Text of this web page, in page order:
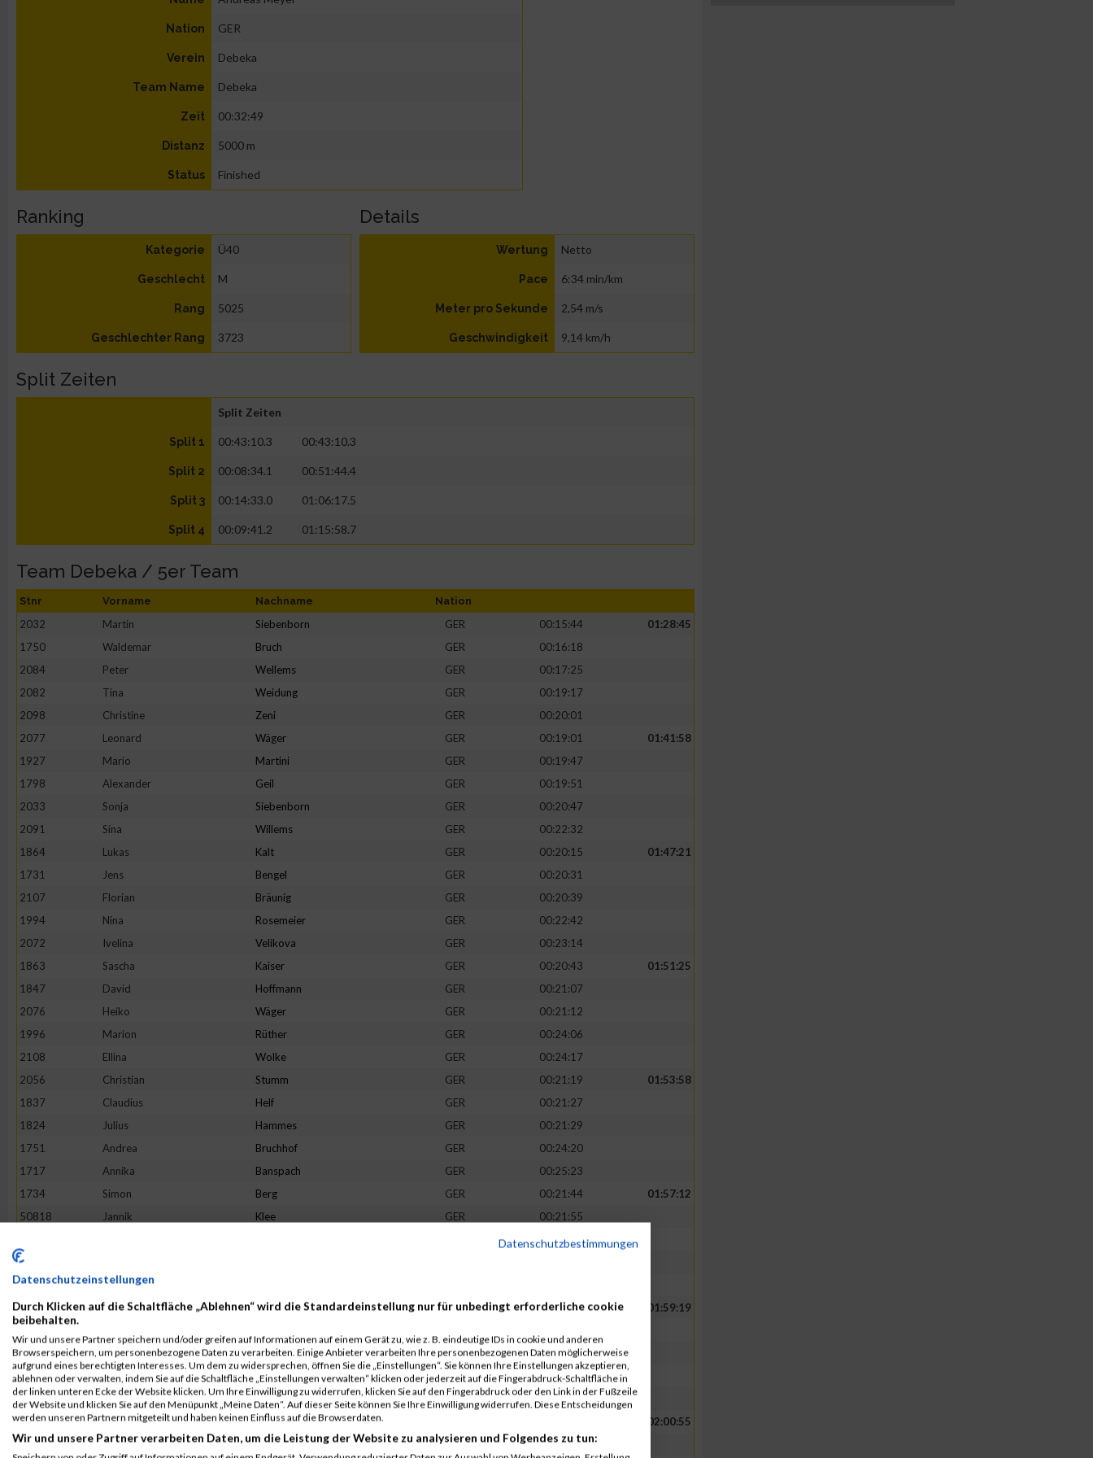
Nation GER
Verein Debeka
Team Name Debeka
Zeit 00:32:49
Distanz 5000 m
Status Finished
Ranking
Kategorie Ü40
Geschlecht M
Rang 5025
Geschlechter Rang 3723
Details
Wertung Netto
Pace 6:34 min/km
Meter pro Sekunde 2,54 m/s
Geschwindigkeit 9,14 km/h
Split Zeiten
Split Zeiten
Split 1 00:43:10.3 00:43:10.3
Split 2 00:08:34.1 00:51:44.4
Split 3 00:14:33.0 01:06:17.5
Split 4 00:09:41.2 01:15:58.7
Team Debeka / 5er Team
Stnr Vorname Nachname Nation
2032 Martin Siebenborn GER 00:15:44
01:28:45
1750
Waldemar Bruch GER
00:16:18
2084
Peter Wellems GER
00:17:25
2082
Tina Weidung GER
00:19:17
2098
Christine Zeni GER
00:20:01
2077
Leonard Wäger GER 00:19:01
01:41:58
1927
Mario Martini GER
00:19:47
1798
Alexander Geil GER
00:19:51
2033
Sonja Siebenborn GER
00:20:47
2091
Sina Willems GER
00:22:32
1864
Lukas Kalt GER 00:20:15
01:47:21
1731
Jens Bengel GER
00:20:31
2107
Florian Bräunig GER
00:20:39
1994
Nina Rosemeier GER
00:22:42
2072
Ivelina Velikova GER
00:23:14
1863
Sascha Kaiser GER 00:20:43
01:51:25
1847
David Hoffmann GER
00:21:07
2076
Heiko Wäger GER
00:21:12
1996
Marion Rüther GER
00:24:06
2108
Ellina Wolke GER
00:24:17
2056
Christian Stumm GER 00:21:19
01:53:58
1837
Claudius Helf GER
00:21:27
1824
Julius Hammes GER
00:21:29
1751
Andrea Bruchhof GER
00:24:20
1717
Annika Banspach GER
00:25:23
1734
Simon Berg GER 00:21:44
01:57:12
50818
Jannik Klee GER
00:21:55
00:22:07
1918
1853
Laura
2071
Reinhard Urban GER 00:22:15
01:59:19
2117
André Marcel Welter GER
00:22:24
1896
Sophie Krießbach GER
00:26:09
2110
Charleen Weyer GER
00:26:11
1980
Boris Reinecke
02:00:55
2102
Holger Zuchel GER
00:22:51
Datenschutzbestimmungen
Datenschutzeinstellungen
Durch Klicken auf die Schaltfläche „Ablehnen“ wird die Standardeinstellung nur für unbedingt erforderliche cookie
beibehalten.
Wir und unsere Partner speichern und/oder greifen auf Informationen auf einem Gerät zu, wie z. B. eindeutige IDs in cookie und anderen
Browserspeichern, um personenbezogene Daten zu verarbeiten. Einige Anbieter verarbeiten Ihre personenbezogenen Daten möglicherweise
aufgrund eines berechtigten Interesses. Um dem zu widersprechen, öffnen Sie die „Einstellungen“. Sie können Ihre Einstellungen akzeptieren,
ablehnen oder verwalten, indem Sie auf die Schaltfläche „Einstellungen verwalten“ klicken oder jederzeit auf die Fingerabdruck-Schaltfläche in
der linken unteren Ecke der Website klicken. Um Ihre Einwilligung zu widerrufen, klicken Sie auf den Fingerabdruck oder den Link in der Fußzeile
der Website und klicken Sie auf den Menüpunkt „Meine Daten“. Auf dieser Seite können Sie Ihre Einwilligung widerrufen. Diese Entscheidungen
werden unseren Partnern mitgeteilt und haben keinen Einfluss auf die Browserdaten.
Wir und unsere Partner verarbeiten Daten, um die Leistung der Website zu analysieren und Folgendes zu tun: